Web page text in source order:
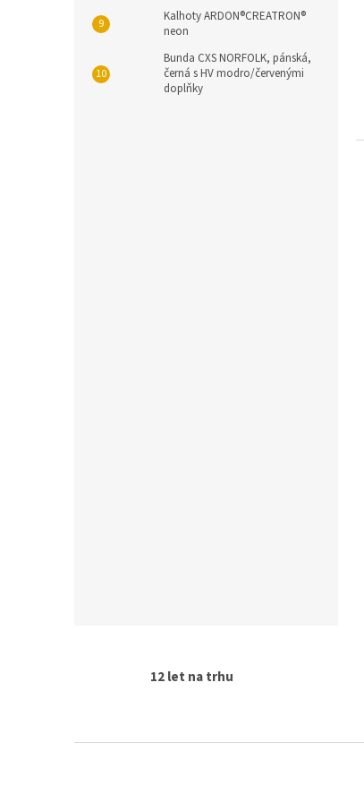
Kalhoty ARDON®CREATRON®
neon
Bunda CXS NORFOLK, pánská,
černá s HV modro/červenými
doplňky
12 let na trhu